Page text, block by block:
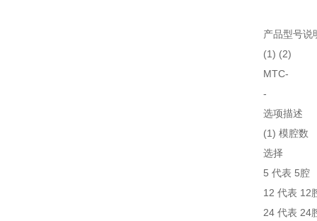
产品型号说
(1) (2)
MTC-
-
选项描述
(1) 模腔数
选择
5 代表 5腔
12 代表 12
24 代表 24